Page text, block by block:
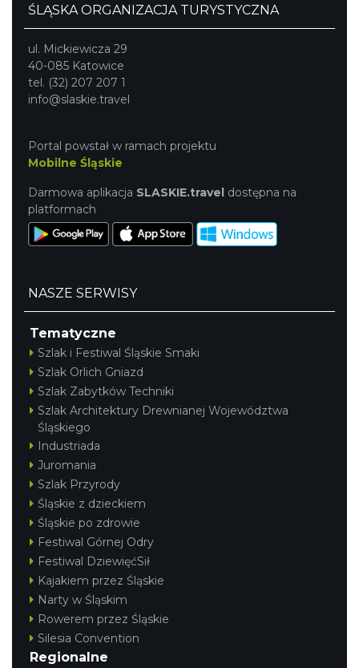
ŚLĄSKA ORGANIZACJA TURYSTYCZNA
ul. Mickiewicza 29
40-085 Katowice
tel. (32) 207 207 1
info@slaskie.travel
Portal powstał w ramach projektu
Mobilne Śląskie
Darmowa aplikacja SLASKIE.travel dostępna na
platformach
NASZE SERWISY
Tematyczne
Szlak i Festiwal Śląskie Smaki
Szlak Orlich Gniazd
Szlak Zabytków Techniki
Szlak Architektury Drewnianej Województwa
Śląskiego
Industriada
Juromania
Szlak Przyrody
Śląskie z dzieckiem
Śląskie po zdrowie
Festiwal Górnej Odry
Festiwal DziewięćSił
Kajakiem przez Śląskie
Narty w Śląskim
Rowerem przez Śląskie
Silesia Convention
Regionalne